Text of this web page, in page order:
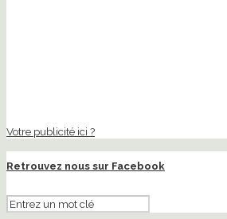
Votre publicité ici ?
Retrouvez nous sur Facebook